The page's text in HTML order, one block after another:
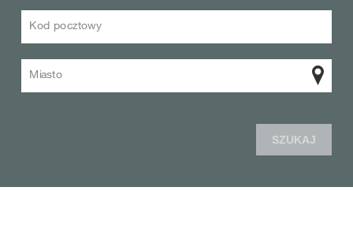
Kod pocztowy
Miasto
SZUKAJ